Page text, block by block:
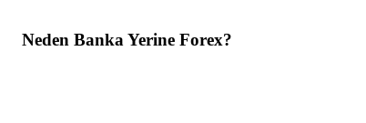
Neden Banka Yerine Forex?